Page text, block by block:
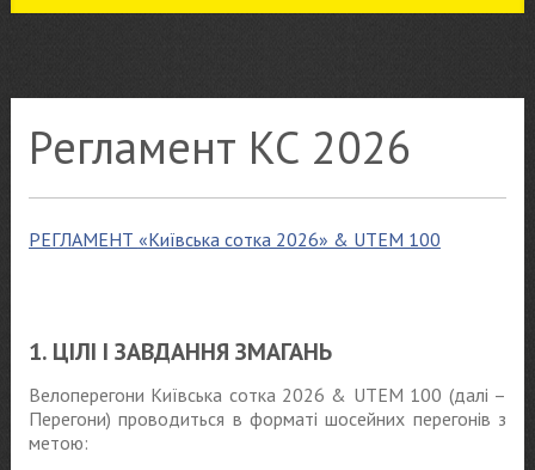
Регламент КС 2026
РЕГЛАМЕНТ «Київська сотка 2026» & UTEM 100
1. ЦІЛІ І ЗАВДАННЯ ЗМАГАНЬ
Велоперегони Київська сотка 2026 & UTEM 100 (далі –
Перегони) проводиться в форматі шосейних перегонів з
метою: